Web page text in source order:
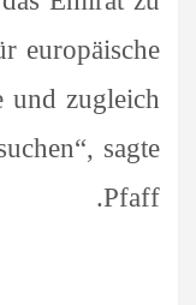
europäische
und zugleich
sagte
Pfaff.